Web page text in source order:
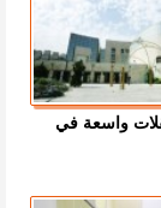
واسعة في